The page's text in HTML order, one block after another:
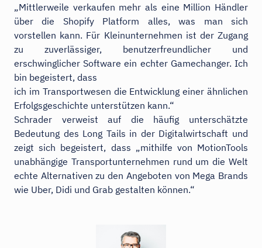
„Mittlerweile verkaufen mehr als eine Million Händler
über die Shopify Platform alles, was man sich
vorstellen kann. Für Kleinunternehmen ist der Zugang
zu zuverlässiger, benutzerfreundlicher und
erschwinglicher Software ein echter Gamechanger. Ich
bin begeistert, dass
ich im Transportwesen die Entwicklung einer ähnlichen
Erfolgsgeschichte unterstützen kann.“
Schrader verweist auf die häufig unterschätzte
Bedeutung des Long Tails in der Digitalwirtschaft und
zeigt sich begeistert, dass „mithilfe von MotionTools
unabhängige Transportunternehmen rund um die Welt
echte Alternativen zu den Angeboten von Mega Brands
wie Uber, Didi und Grab gestalten können.“